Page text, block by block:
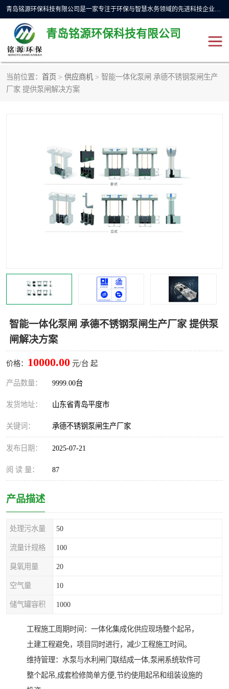
青岛铭源环保科技有限公司是一家专注于环保与智慧水务领域的先进科技企业，公司专注于云智能一体化预制泵站、水务循环利用、海绵城市、云智慧水务开发及新型环保技术研发等领域。铭源环保以为客户提供优质产品、专业技术服务为己任。为客户提供量身定制方案，提供多种配置方案满足实际使用要求。严控供货周期，并提供高标准后期维护。以环保为己任，视质量如生命，以技术做先导，靠诚信赢客户。
青岛铭源环保科技有限公司
当前位置： 首页 > 供应商机 > 智能一体化泵闸 承德不锈钢泵闸生产
厂家 提供泵闸解决方案
智能一体化泵闸 承德不锈钢泵闸生产厂家 提供泵
闸解决方案
价格： 10000.00 元/台 起
产品数量： 9999.00台
发货地址： 山东省青岛平度市
关键词： 承德不锈钢泵闸生产厂家
发布日期： 2025-07-21
阅 读 量： 87
产品描述
处理污水量 50
流量计规格 100
臭氧用量 20
空气量 10
储气罐容积 1000
工程施工周期时间：一体化集成化供应现场整个起吊，
土建工程避免，项目同时进行，减少工程施工时间。
维持管理：水泵与水利闸门联结成一体,泵闸系统软件可
整个起吊,成套检修简单方便,节约使用起吊和组装设施的
一体化HMPP泵站
加压泵房/灌溉泵房
雨水收集回用装置 门式冲洗装置
一体化泵闸
真空冲洗设备
水平自清洗格栅